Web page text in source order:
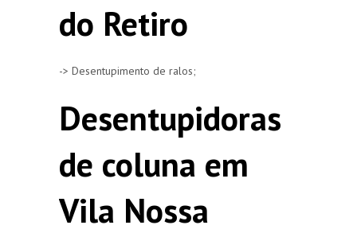
do Retiro
-> Desentupimento de ralos;
Desentupidoras
de coluna em
Vila Nossa